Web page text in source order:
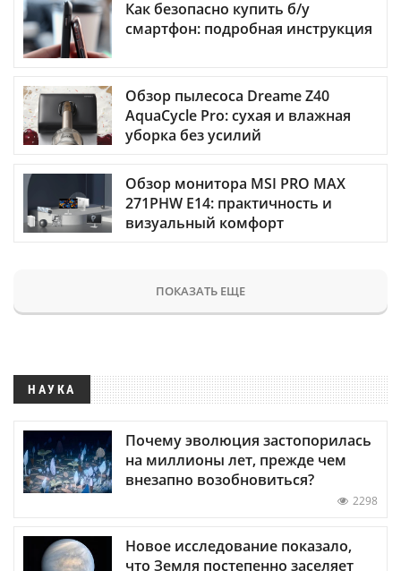
Как безопасно купить б/у
смартфон: подробная инструкция
Обзор пылесоса Dreame Z40
AquaCycle Pro: сухая и влажная
уборка без усилий
Обзор монитора MSI PRO MAX
271PHW E14: практичность и
визуальный комфорт
ПОКАЗАТЬ ЕЩЕ
НАУКА
Почему эволюция застопорилась
на миллионы лет, прежде чем
внезапно возобновиться?
2298
Новое исследование показало,
что Земля постепенно заселяет